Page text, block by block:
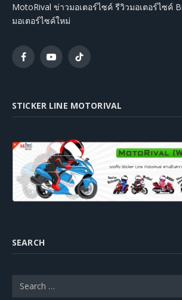
MotoRival ข่าวมอเตอร์ไซค์ รีวิวมอเตอร์ไซค์
มอเตอร์ไซค์ใหม่
FacebookYouTubeTikTok
STICKER LINE MOTORIVAL
SEARCH